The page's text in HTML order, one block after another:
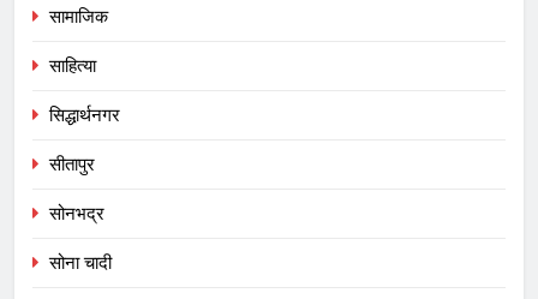
सामाजिक
साहित्या
सिद्धार्थनगर
सीतापुर
सोनभद्र
सोना चादी